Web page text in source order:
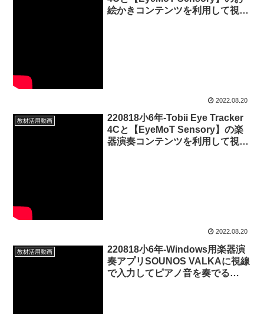
絵かきコンテンツを利用して視線
2022.08.20
教材活用動画
220818小6年-Tobii Eye Tracker
4Cと【EyeMoT Sensory】の楽
器演奏コンテンツを利用して視線
2022.08.20
教材活用動画
220818小6年-Windows用楽器演
奏アプリSOUNOS VALKAに視線
で入力してピアノ音を奏でる